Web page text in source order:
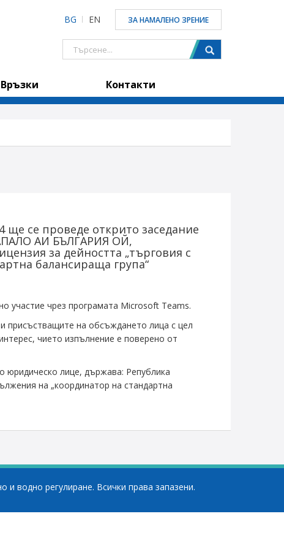
BG EN ЗА НАМАЛЕНО ЗРЕНИЕ
Връзки Контакти
ще се проведе открито заседание
АИ БЪЛГАРИЯ ОЙ,
за дейността „търговия с
балансираща група“
участие чрез програмата Microsoft Teams.
присъстващите на обсъждането лица с цел
чието изпълнение е поверено от
лице, държава: Република
на „координатор на стандартна
и водно регулиране. Всички права запазени.